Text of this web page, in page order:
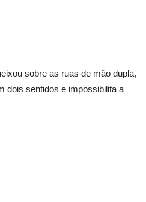
sobre as ruas de mão dupla,
dois sentidos e impossibilita a